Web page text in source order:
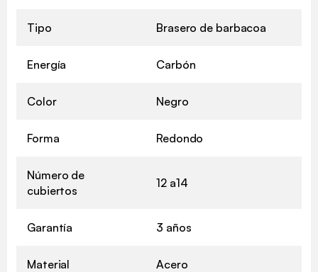
Tipo Brasero de barbacoa
Energía Carbón
Color Negro
Forma Redondo
Número de
cubiertos
12 a14
Garantía 3 años
Material Acero